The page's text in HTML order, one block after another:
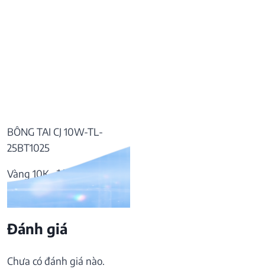
BÔNG TAI CJ 10W-TL-
25BT1025
Vàng 10K, đá Topaz
9.730.000₫
Đánh giá
Chưa có đánh giá nào.